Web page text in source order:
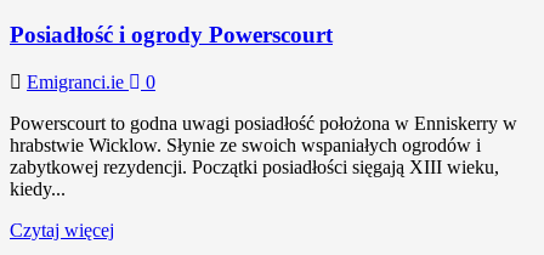
Posiadłość i ogrody Powerscourt
Emigranci.ie
0
Powerscourt to godna uwagi posiadłość położona w Enniskerry w
hrabstwie Wicklow. Słynie ze swoich wspaniałych ogrodów i
zabytkowej rezydencji. Początki posiadłości sięgają XIII wieku,
kiedy...
Czytaj więcej